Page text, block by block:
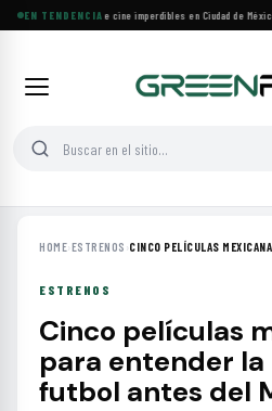
EN TENDENCIA
Cuatro festivales de cine imperdibles en Ciudad de México
HOME›ESTRENOS ›CINCO PELÍCULAS
ESTRENOS
Cinco películas
para entender la
futbol antes del